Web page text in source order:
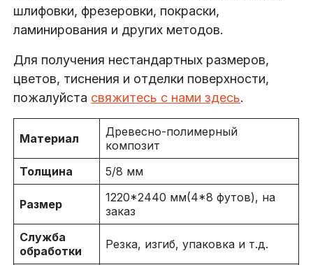
шлифовки, фрезеровки, покраски,
ламинирования и других методов.
Для получения нестандартных размеров,
цветов, тиснения и отделки поверхности,
пожалуйста свяжитесь с нами здесь.
Материал
Древесно-полимерный
композит
Толщина
5/8 мм
Размер 1220*2440 мм(4*8 футов), на
заказ
Служба
обработки
Резка, изгиб, упаковка и т.д.